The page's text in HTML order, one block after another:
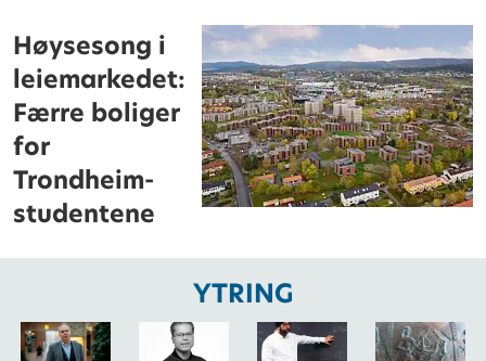
Høysesong i
leiemarkedet:
Færre boliger
for
Trondheim-
studentene
YTRING